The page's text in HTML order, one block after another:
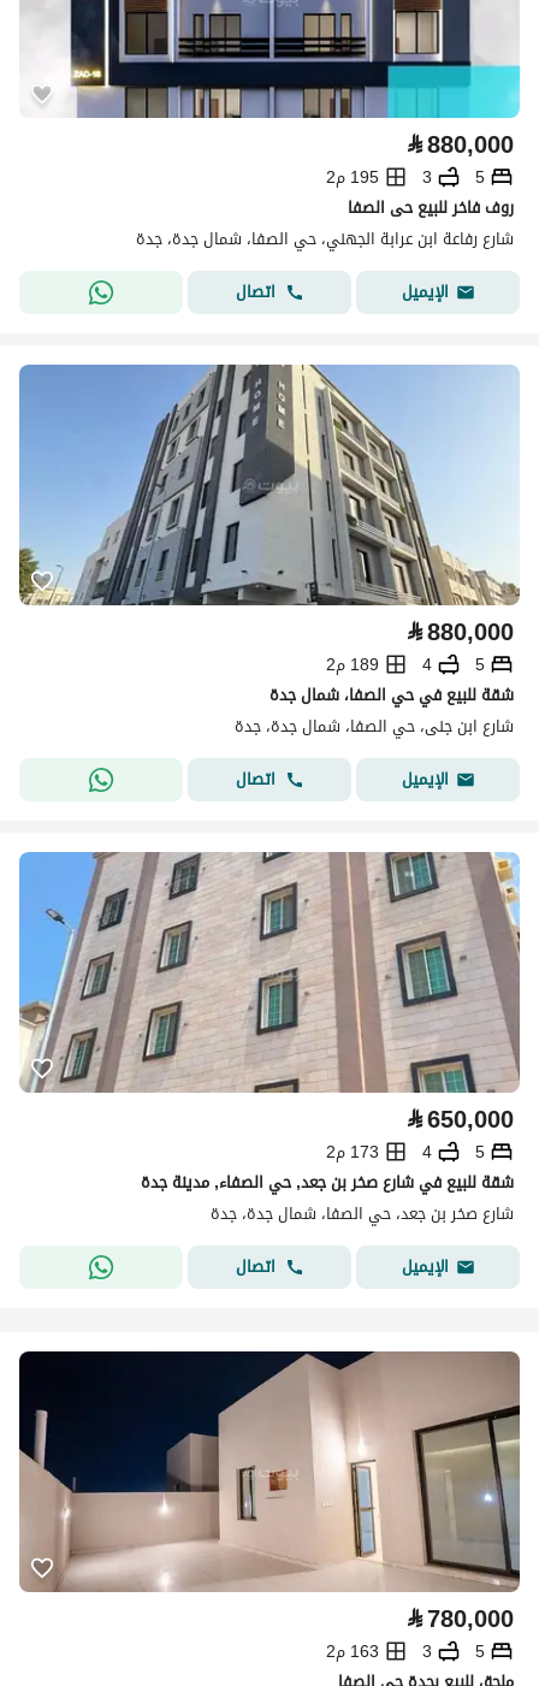
⃁880,000
5
3
195 م2
روف فاخر للبيع حى الصفا
شارع رفاعة ابن عرابة الجهني، حي الصفا، شمال جدة، جدة
الإيميل
اتصال
⃁880,000
5
4
189 م2
شقة للبيع في حي الصفا، شمال جدة
شارع ابن جنى، حي الصفا، شمال جدة، جدة
الإيميل
اتصال
⃁650,000
5
4
173 م2
شقة للبيع في شارع صخر بن جعد, حي الصفاء, مدينة جدة
شارع صخر بن جعد، حي الصفا، شمال جدة، جدة
الإيميل
اتصال
⃁780,000
5
3
163 م2